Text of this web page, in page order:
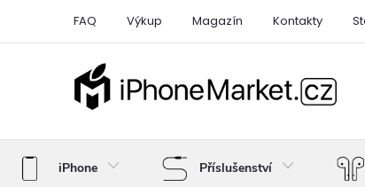
FAQ Výkup Magazín Kontakty
iPhone Příslušenství